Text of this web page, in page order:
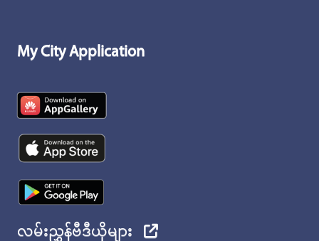
My City Application
လမ်းညွှန်ဗီဒီယိုများ